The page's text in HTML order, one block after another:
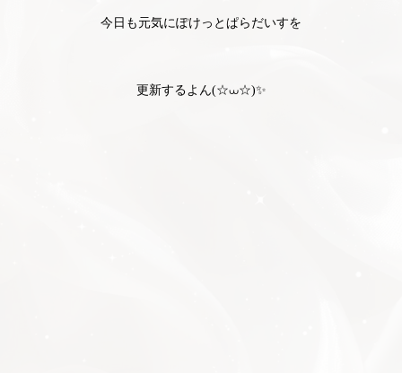
今日も元気にぽけっとぱらだいすを
更新するよん(‪☆⩊‪☆)✨️